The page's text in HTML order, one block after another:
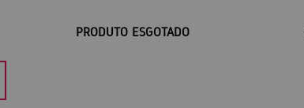
PRODUTO ESGOTADO